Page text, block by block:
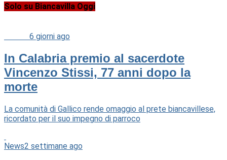
Solo su Biancavilla Oggi
6 giorni ago
In Calabria premio al sacerdote
Vincenzo Stissi, 77 anni dopo la
morte
La comunità di Gallico rende omaggio al prete biancavillese,
ricordato per il suo impegno di parroco
News2 settimane ago